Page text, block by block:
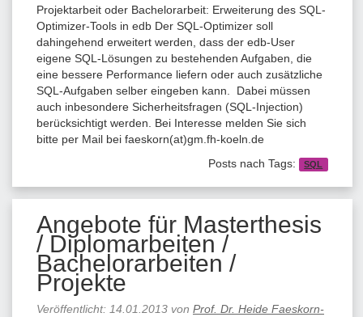
Projektarbeit oder Bachelorarbeit: Erweiterung des SQL-
Optimizer-Tools in edb Der SQL-Optimizer soll
dahingehend erweitert werden, dass der edb-User
eigene SQL-Lösungen zu bestehenden Aufgaben, die
eine bessere Performance liefern oder auch zusätzliche
SQL-Aufgaben selber eingeben kann. Dabei müssen
auch inbesondere Sicherheitsfragen (SQL-Injection)
berücksichtigt werden. Bei Interesse melden Sie sich
bitte per Mail bei faeskorn(at)gm.fh-koeln.de
Posts nach Tags:
SQL
Angebote für Masterthesis
/ Diplomarbeiten /
Bachelorarbeiten /
Projekte
Veröffentlicht: 14.01.2013 von Prof. Dr. Heide Faeskorn-